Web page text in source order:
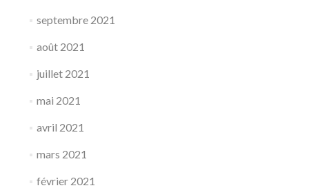
septembre 2021
août 2021
juillet 2021
mai 2021
avril 2021
mars 2021
février 2021